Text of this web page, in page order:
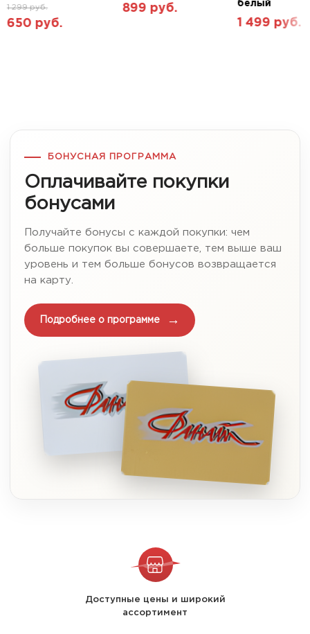
1 299 руб.
650 руб.
899 руб.
белый
1 499 руб.
БОНУСНАЯ ПРОГРАММА
Оплачивайте покупки
бонусами
Получайте бонусы с каждой покупки: чем
больше покупок вы совершаете, тем выше ваш
уровень и тем больше бонусов возвращается
на карту.
Подробнее о программе
Доступные цены и широкий
ассортимент